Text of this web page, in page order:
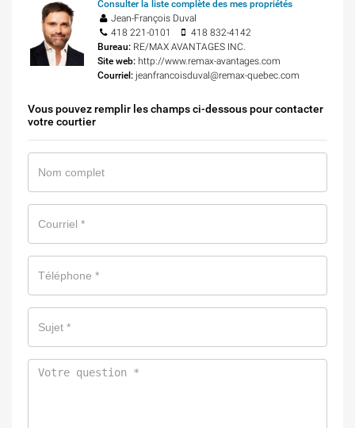
Consulter la liste complète des mes propriétés
Jean-François Duval
418 221-0101
418 832-4142
Bureau: RE/MAX AVANTAGES INC.
Site web: http://www.remax-avantages.com
Courriel: jeanfrancoisduval@remax-quebec.com
Vous pouvez remplir les champs ci-dessous pour contacter
votre courtier